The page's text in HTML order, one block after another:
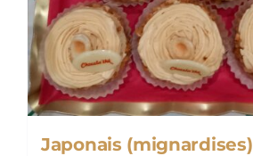
Japonais (mignardises)